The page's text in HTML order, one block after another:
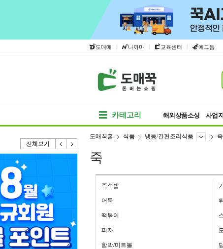
도매매 | 나까마 | 교육센터 | 에그돔
카테고리 해외상품소싱 사업
전체보기
도매꾹홈 식품 냉동/간편조리식품 죽
죽
즉석밥
어묵
떡볶이
피자
함박/미트볼